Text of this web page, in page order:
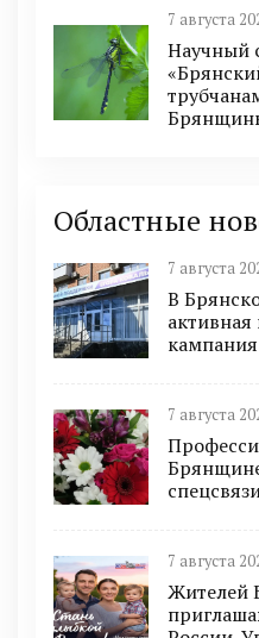
7 августа
Научный
Областные
7 августа
В
активная
кампания
7 августа
7 августа
Жителей